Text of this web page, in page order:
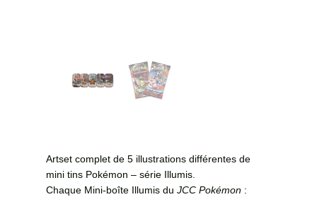
Artset complet de 5 illustrations différentes de
mini tins Pokémon – série Illumis.
Chaque Mini-boîte Illumis du JCC Pokémon: